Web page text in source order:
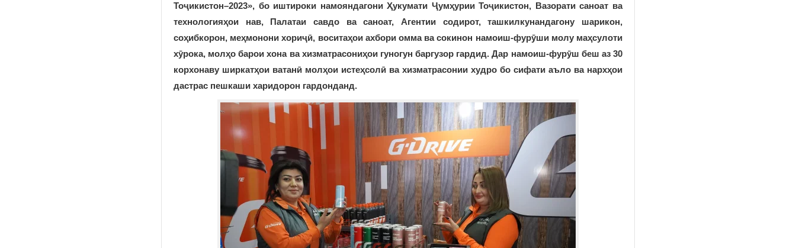
Тоҷикистон–2023», бо иштироки намояндагони Ҳукумати Ҷумҳурии Тоҷикистон, Вазорати саноат ва
технологияҳои нав, Палатаи савдо ва саноат, Агентии содирот, ташкилкунандагону шарикон,
соҳибкорон, меҳмонони хориҷӣ, воситаҳои ахбори омма ва сокинон намоиш-фурӯши молу маҳсулоти
хӯрока, молҳо барои хона ва хизматрасониҳои гуногун баргузор гардид. Дар намоиш-фурӯш беш аз 30
корхонаву ширкатҳои ватанӣ молҳои истеҳсолӣ ва хизматрасонии худро бо сифати аъло ва нархҳои
дастрас пешкаши харидорон гардонданд.